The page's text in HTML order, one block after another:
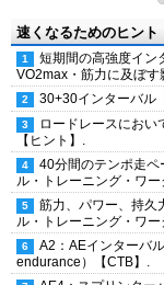
速くなるためのヒン
短期間の高強度イン
VO2max・筋力に及ぼ
30+30インターバル
ロードレースにおい
【ヒント】.
40分間のテンポ走
ル・トレーニング・ワ
筋力、パワー、持
ル・トレーニング・ワ
A2：AEインターバ
endurance）【CTB】.